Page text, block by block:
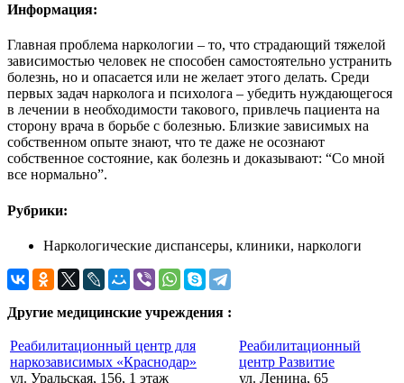
Информация:
Главная проблема наркологии – то, что страдающий тяжелой
зависимостью человек не способен самостоятельно устранить
болезнь, но и опасается или не желает этого делать. Среди
первых задач нарколога и психолога – убедить нуждающегося
в лечении в необходимости такового, привлечь пациента на
сторону врача в борьбе с болезнью. Близкие зависимых на
собственном опыте знают, что те даже не осознают
собственное состояние, как болезнь и доказывают: “Со мной
все нормально”.
Рубрики:
Наркологические диспансеры, клиники, наркологи
Другие медицинские учреждения :
Реабилитационный центр для
наркозависимых «Краснодар»
ул. Уральская, 156, 1 этаж
Реабилитационный
центр Развитие
ул. Ленина, 65